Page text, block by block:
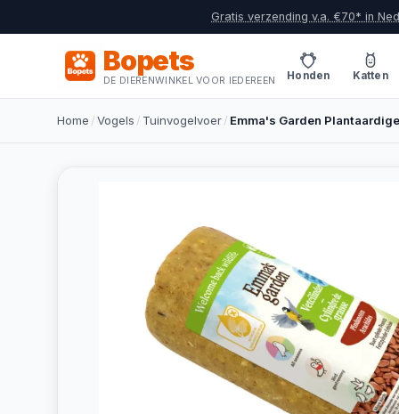
Gratis verzending v.a. €70* in
Bopets
DE DIERENWINKEL VOOR IEDEREEN Honden Katten
Home /Vogels / Tuinvogelvoer/ Emma's Garden